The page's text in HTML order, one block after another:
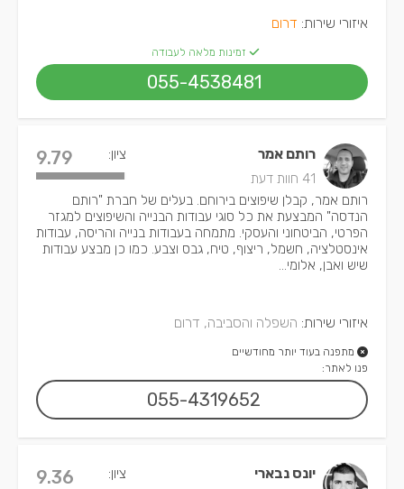
איזורי שירות: דרום
זמינות מלאה לעבודה
055-4538481
רותם אמר
41 חוות דעת
ציון: 9.79
רותם אמר, קבלן שיפוצים בירוחם. בעלים של חברת "רותם
הנדסה" המבצעת את כל סוגי עבודות הבנייה והשיפוצים למגזר
הפרטי, הביטחוני והעסקי. מתמחה בעבודות בנייה והריסה, עבודות
אינסטלציה, חשמל, ריצוף, טיח, גבס וצבע. כמו כן מבצע עבודות
שיש ואבן, אלומי...
איזורי שירות: השפלה והסביבה, דרום
מתפנה בעוד יותר מחודשיים
פנו לאתר:
055-4319652
יונס נבארי ציון: 9.36